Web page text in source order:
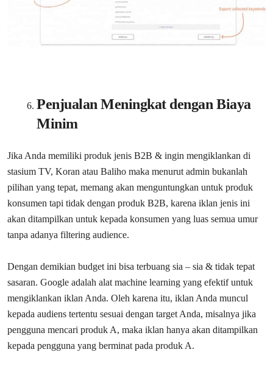
Penjualan Meningkat dengan Biaya
Minim
Jika Anda memiliki produk jenis B2B & ingin mengiklankan di
stasium TV, Koran atau Baliho maka menurut admin bukanlah
pilihan yang tepat, memang akan menguntungkan untuk produk
konsumen tapi tidak dengan produk B2B, karena iklan jenis ini
akan ditampilkan untuk kepada konsumen yang luas semua umur
tanpa adanya filtering audience.
Dengan demikian budget ini bisa terbuang sia – sia & tidak tepat
sasaran. Google adalah alat machine learning yang efektif untuk
mengiklankan iklan Anda. Oleh karena itu, iklan Anda muncul
kepada audiens tertentu sesuai dengan target Anda, misalnya jika
pengguna mencari produk A, maka iklan hanya akan ditampilkan
kepada pengguna yang berminat pada produk A.